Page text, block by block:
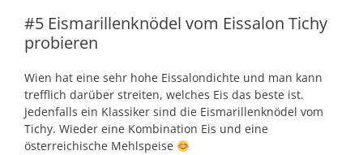
#5 Eismarillenknödel vom Eissalon Tichy
probieren
Wien hat eine sehr hohe Eissalondichte und man kann
trefflich darüber streiten, welches Eis das beste ist.
Jedenfalls ein Klassiker sind die Eismarillenknödel vom
Tichy. Wieder eine Kombination Eis und eine
österreichische Mehlspeise